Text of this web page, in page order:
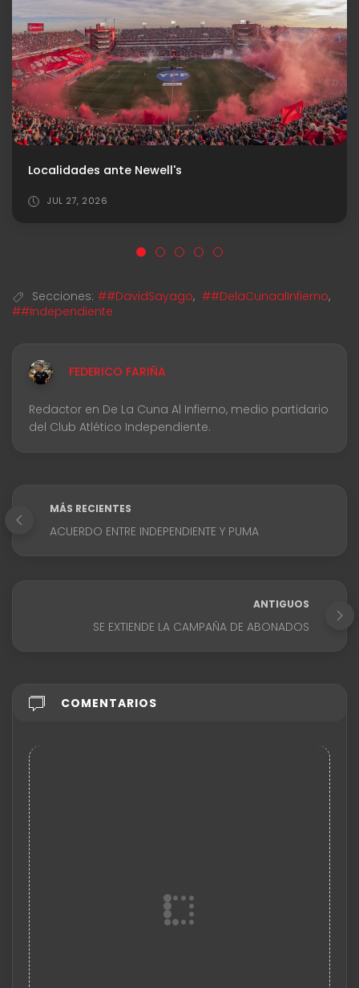
JUL 26, 2026
Secciones: ##DavidSayago, ##DelaCunaalInfierno,
##Independiente
FEDERICO FARIÑA
Redactor en De La Cuna Al Infierno, medio partidario
del Club Atlético Independiente.
MÁS RECIENTES
ACUERDO ENTRE INDEPENDIENTE Y PUMA
ANTIGUOS
SE EXTIENDE LA CAMPAÑA DE ABONADOS
COMENTARIOS